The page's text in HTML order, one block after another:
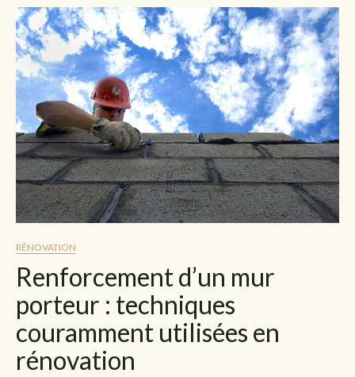
RÉNOVATION
Renforcement d’un mur
porteur : techniques
couramment utilisées en
rénovation